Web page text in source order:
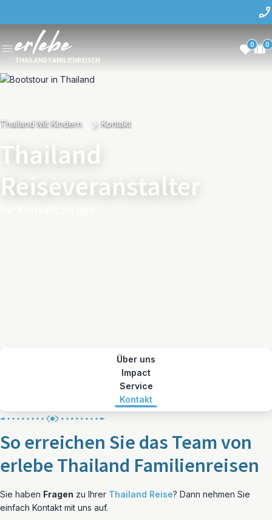
THAILAND FAMILIENREISEN
0 0
Thailand Mit Kindern Kontakt
Thailand
Reiseveranstalter
Über uns
Impact
Service
Kontakt
So erreichen Sie das Team von
erlebe Thailand Familienreisen
Sie haben Fragen zu Ihrer Thailand Reise? Dann nehmen Sie
einfach Kontakt mit uns auf.